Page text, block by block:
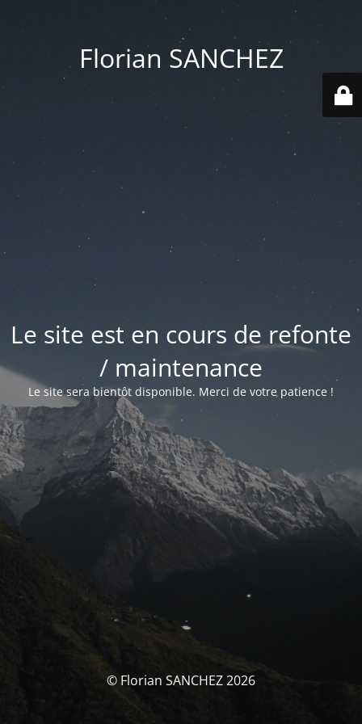
Florian SANCHEZ
Le site est en cours de refonte
/ maintenance
Le site sera bientôt disponible. Merci de votre patience !
© Florian SANCHEZ 2026